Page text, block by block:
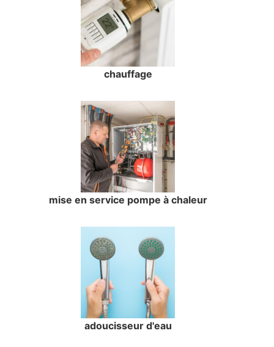
chauffage
mise en service pompe à chaleur
adoucisseur d'eau